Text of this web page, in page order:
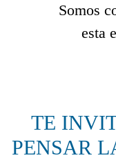
Somos
esta
TE
PENSAR